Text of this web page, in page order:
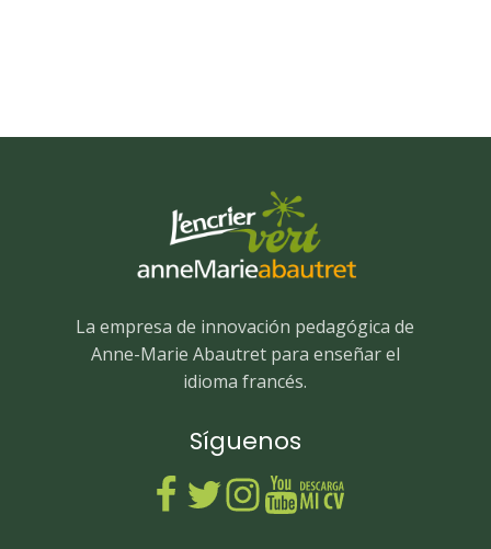
La empresa de innovación pedagógica de
Anne-Marie Abautret para enseñar el
idioma francés.
Síguenos